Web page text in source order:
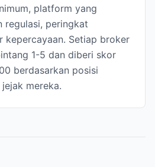
platform yang
regulasi, peringkat
kepercayaan. Setiap broker
1-5 dan diberi skor
berdasarkan posisi
mereka.